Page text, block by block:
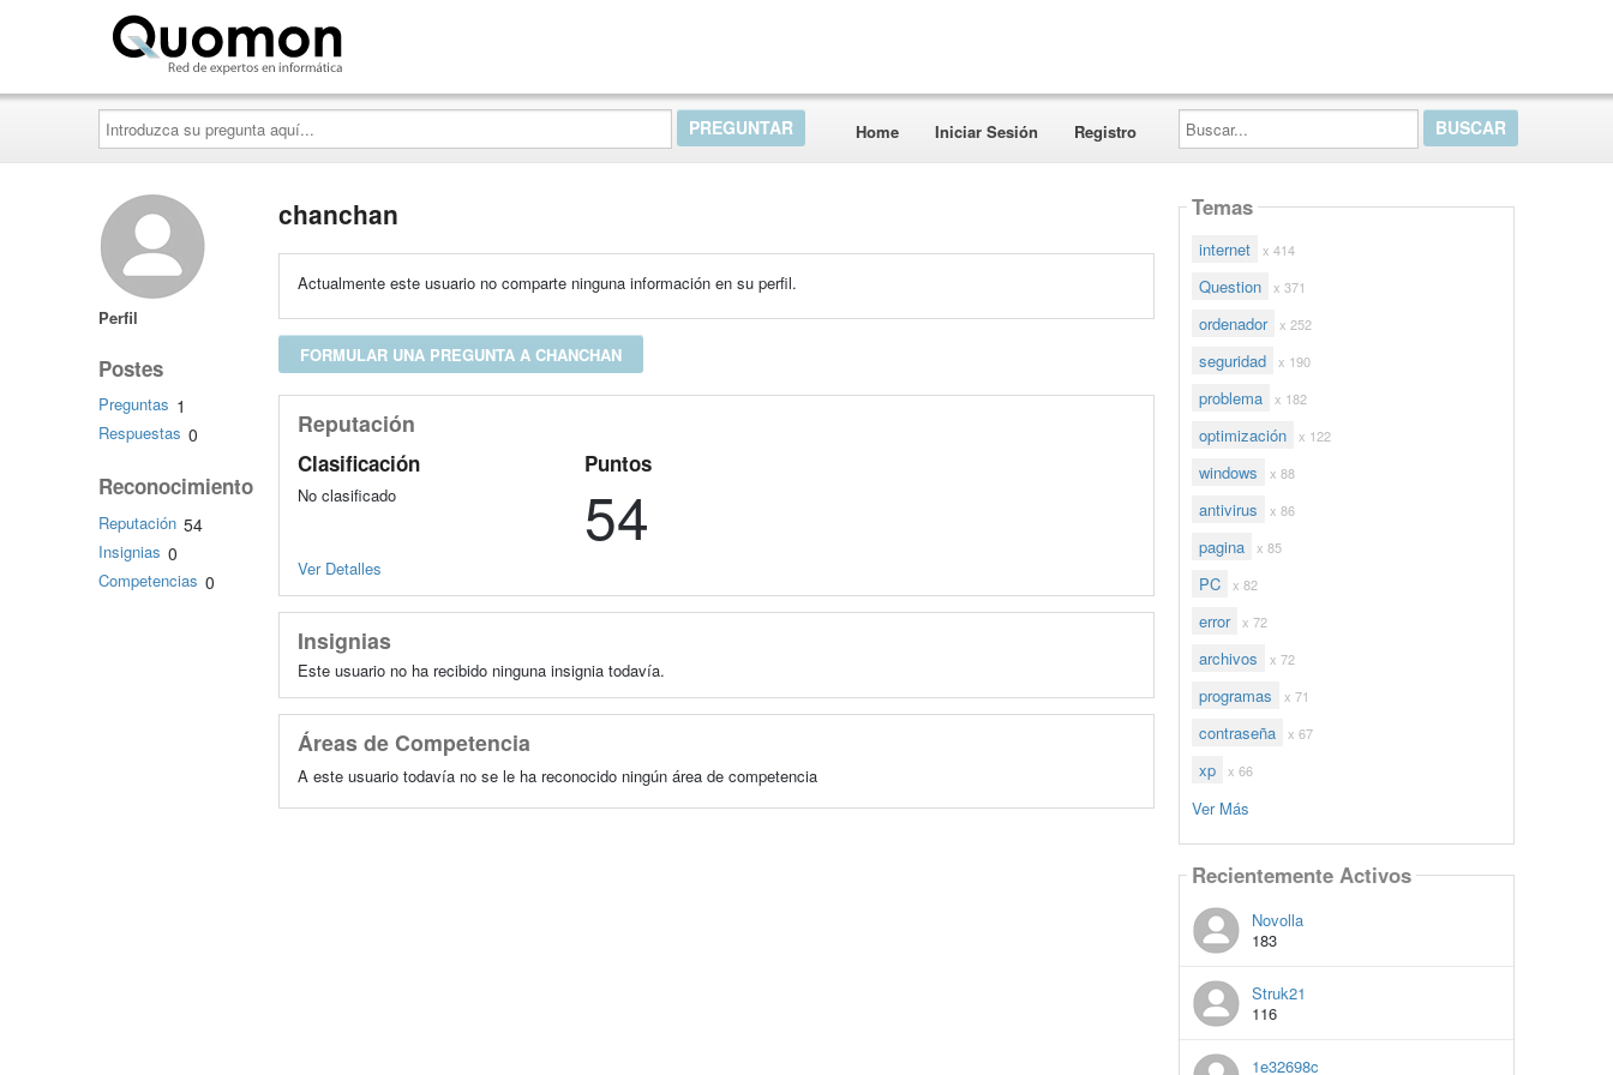
Introduzca
su
pregunta
aquí...
Home Iniciar Sesión Registro
Buscar...
Perfil
Postes
Preguntas 1
Respuestas 0
Reconocimiento
Reputación 54
Insignias 0
Competencias 0
chanchan
Actualmente este usuario no comparte ninguna información en su perfil.
FORMULAR UNA PREGUNTA A CHANCHAN
Reputación
Clasificación
No clasificado
Puntos
54
Ver Detalles
Insignias
Este usuario no ha recibido ninguna insignia todavía.
Áreas de Competencia
A este usuario todavía no se le ha reconocido ningún área de competencia
Temas
internet x 414
Question x 371
ordenador x 252
seguridad x 190
problema x 182
optimización x 122
windows x 88
antivirus x 86
pagina x 85
PC x 82
error x 72
archivos x 72
programas x 71
contraseña x 67
xp x 66
Ver Más
Recientemente Activos
Novolla
183
Struk21
116
1e32698c